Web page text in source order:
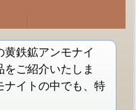
鉄鉱アンモナイ
をご紹介いたしま
ナイトの中でも、特